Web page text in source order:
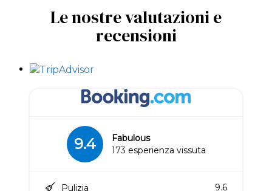
Le nostre valutazioni e
recensioni
9.4
Fabulous
173 esperienza vissuta
Pulizia
9.6